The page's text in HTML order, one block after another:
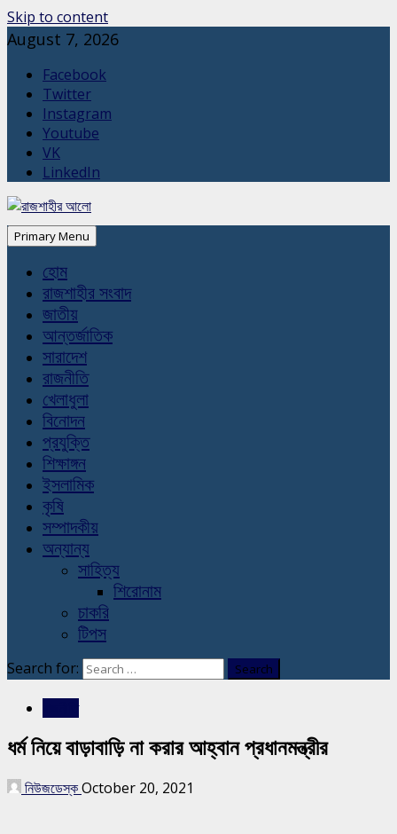
Skip to content
August 7, 2026
Facebook
Twitter
Instagram
Youtube
VK
LinkedIn
Primary Menu
হোম
রাজশাহীর সংবাদ
জাতীয়
আন্তর্জাতিক
সারাদেশ
রাজনীতি
খেলাধুলা
বিনোদন
প্রযুক্তি
শিক্ষাঙ্গন
ইসলামিক
কৃষি
সম্পাদকীয়
অন্যান্য
সাহিত্য
শিরোনাম
চাকরি
টিপস
Search for:
ধর্ম নিয়ে বাড়াবাড়ি না করার আহ্বান প্রধানমন্ত্রীর
নিউজডেস্কOctober 20, 2021